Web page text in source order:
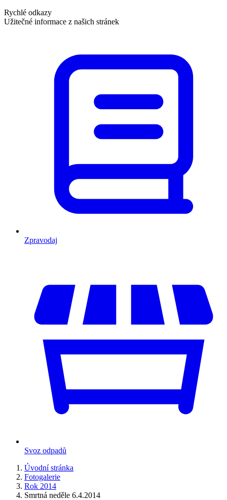
Rychlé odkazy
Užitečné informace z našich stránek
Zpravodaj
Svoz odpadů
Úvodní stránka
Fotogalerie
Rok 2014
Smrtná neděle 6.4.2014